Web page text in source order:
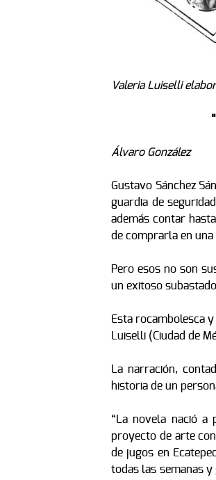
Valeria Luiselli
Álvaro González
Gustavo Sánchez
guardia de
además contar
de comprarla en una
Pero esos no son
un exitoso
Esta rocambolesca
Luiselli (Ciudad de
La narración,
historia de un
“La novela nació a
proyecto de arte
de jugos en
todas las semanas y